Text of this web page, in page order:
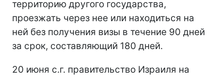
территорию другого государства,
проезжать через нее или находиться на
ней без получения визы в течение 90 дней
за срок, составляющий 180 дней.
20 июня с.г. правительство Израиля на